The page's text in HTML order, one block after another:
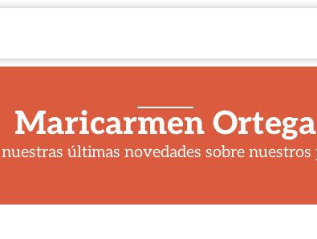
Maricarmen Ortega
últimas novedades sobre